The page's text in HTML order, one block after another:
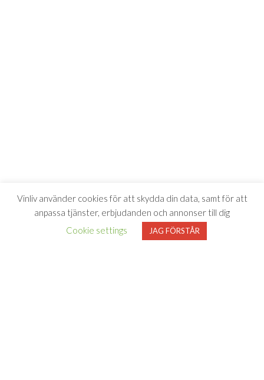
Vinliv använder cookies för att skydda din data, samt för att
anpassa tjänster, erbjudanden och annonser till dig
Cookie settings
JAG FÖRSTÅR